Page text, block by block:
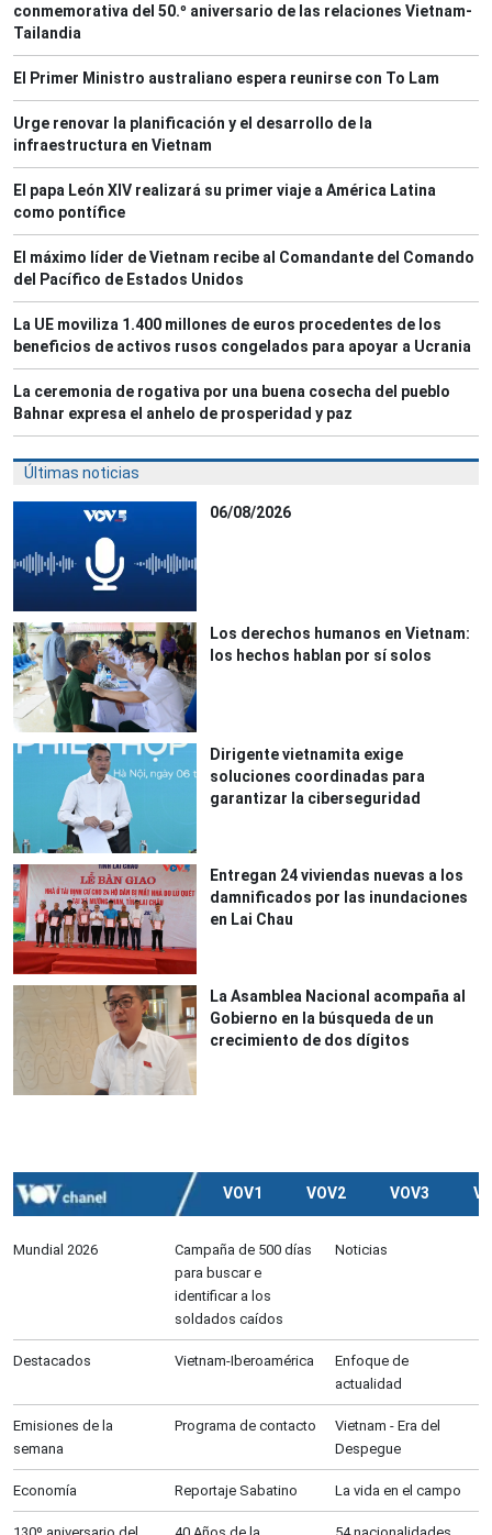
conmemorativa del 50.º aniversario de las relaciones Vietnam-
Tailandia
El Primer Ministro australiano espera reunirse con To Lam
Urge renovar la planificación y el desarrollo de la
infraestructura en Vietnam
El papa León XIV realizará su primer viaje a América Latina
como pontífice
El máximo líder de Vietnam recibe al Comandante del Comando
del Pacífico de Estados Unidos
La UE moviliza 1.400 millones de euros procedentes de los
beneficios de activos rusos congelados para apoyar a Ucrania
La ceremonia de rogativa por una buena cosecha del pueblo
Bahnar expresa el anhelo de prosperidad y paz
Últimas noticias
06/08/2026
Los derechos humanos en Vietnam:
los hechos hablan por sí solos
Dirigente vietnamita exige
soluciones coordinadas para
garantizar la ciberseguridad
Entregan 24 viviendas nuevas a los
damnificados por las inundaciones
en Lai Chau
La Asamblea Nacional acompaña al
Gobierno en la búsqueda de un
crecimiento de dos dígitos
VOV1 VOV2 VOV3
Mundial 2026
Campaña de 500 días
para buscar e
identificar a los
soldados caídos
Noticias
Destacados Vietnam-Iberoamérica
Enfoque de
actualidad
Emisiones de la
semana
Programa de contacto
Vietnam - Era del
Despegue
Economía Reportaje Sabatino La vida en el campo